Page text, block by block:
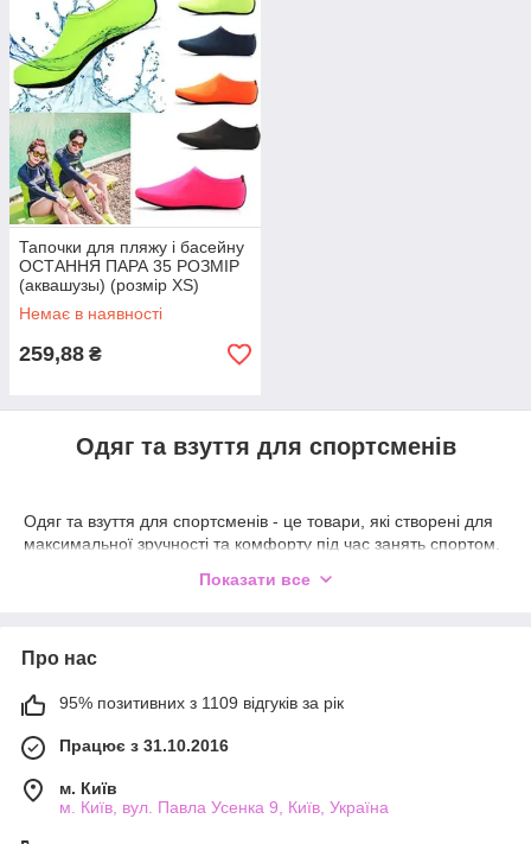
Тапочки для пляжу і басейну
ОСТАННЯ ПАРА 35 РОЗМІР
(аквашузы) (розмір XS)
Темно-Сині 35 розмір
Немає в наявності
259,88 ₴
Одяг та взуття для спортсменів
Одяг та взуття для спортсменів - це товари, які створені для
максимальної зручності та комфорту під час занять спортом.
зберігати оптимальну температуру тіла та забезпечувати
футболок та штанів до курток та спортивних костюмів. Одяг
таких як бавовна, спандекс, поліестер, нейлон, шерсть та
інші. Він може бути як облягаючим, так і вільним кроєм,
залежно від виду спорту та уподобань спортсмена.
Взуття для спортсменів також має різні види, від бігових
кросівок та тренувального взуття до спеціалізованих видів
Показати все
Про нас
95% позитивних з 1109 відгуків за рік
Працює з 31.10.2016
м. Київ
м. Київ, вул. Павла Усенка 9, Київ, Україна